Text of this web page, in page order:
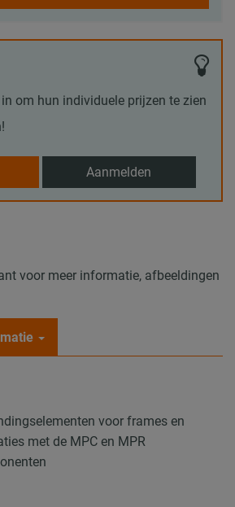
om hun individuele prijzen te zien
Aanmelden
voor meer informatie, afbeeldingen
voor frames en
met de MPC en MPR